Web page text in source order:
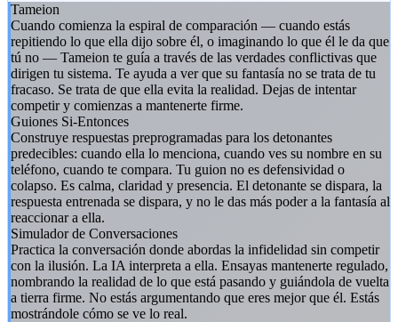
Tameion
Cuando comienza la espiral de comparación — cuando estás
repitiendo lo que ella dijo sobre él, o imaginando lo que él le da que
tú no — Tameion te guía a través de las verdades conflictivas que
dirigen tu sistema. Te ayuda a ver que su fantasía no se trata de tu
fracaso. Se trata de que ella evita la realidad. Dejas de intentar
competir y comienzas a mantenerte firme.
Guiones Si-Entonces
Construye respuestas preprogramadas para los detonantes
predecibles: cuando ella lo menciona, cuando ves su nombre en su
teléfono, cuando te compara. Tu guion no es defensividad o
colapso. Es calma, claridad y presencia. El detonante se dispara, la
respuesta entrenada se dispara, y no le das más poder a la fantasía al
reaccionar a ella.
Simulador de Conversaciones
Practica la conversación donde abordas la infidelidad sin competir
con la ilusión. La IA interpreta a ella. Ensayas mantenerte regulado,
nombrando la realidad de lo que está pasando y guiándola de vuelta
a tierra firme. No estás argumentando que eres mejor que él. Estás
mostrándole cómo se ve lo real.